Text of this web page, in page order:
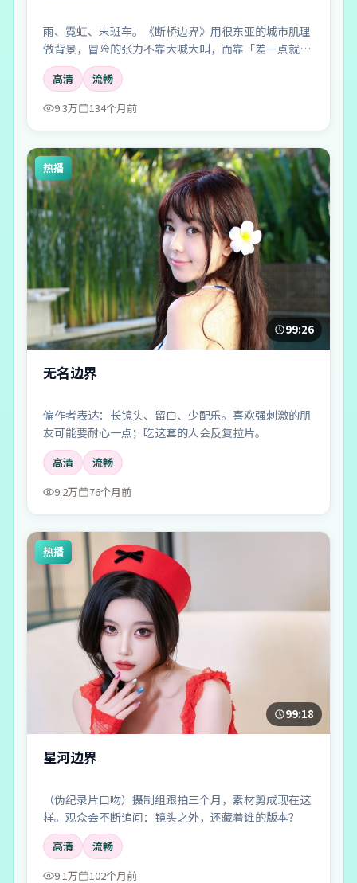
雨、霓虹、末班车。《断桥边界》用很东亚的城市肌理
做背景，冒险的张力不靠大喊大叫，而靠「差一点就说
出口」的沉默。
高清
流畅
9.3万
134个月前
热播
99:26
无名边界
偏作者表达：长镜头、留白、少配乐。喜欢强刺激的朋
友可能要耐心一点；吃这套的人会反复拉片。
高清
流畅
9.2万
76个月前
热播
99:18
星河边界
（伪纪录片口吻）摄制组跟拍三个月，素材剪成现在这
样。观众会不断追问：镜头之外，还藏着谁的版本？
高清
流畅
9.1万
102个月前